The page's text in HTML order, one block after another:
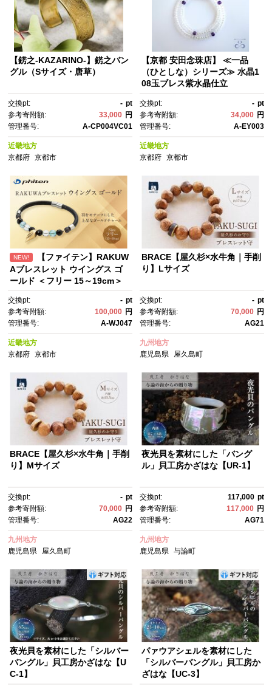
【錺之-KAZARINO-】錺之バン
グル（Sサイズ・唐草）
交換pt: - pt
参考寄附額:
33,000 円
管理番号:
A-CP004VC01
近畿地方
京都府
京都市
【京都 安田念珠店】 ≪一品
（ひとしな）シリーズ≫ 水晶1
08玉ブレス紫水晶仕立
交換pt: - pt
参考寄附額:
34,000 円
管理番号:
A-EY003
近畿地方
京都府 京都市
NEW!
【ファイテン】RAKUW
Aブレスレット ウイングス ゴ
ールド ＜フリー 15～19cm＞
ス［ 京都 phiten ボディケ
ア 人気 おすすめ 健康 選手愛
用 フィギュアスケート スポー
ツ 運動 アスリート 羽 カジュア
ル お出かけ 日常 天然石 水
り寄せ 通販 送料無料 ふるさと
納税 ］
交換pt: - pt
参考寄附額:
100,000 円
管理番号:
A-WJ047
近畿地方
京都府
京都市
BRACE【屋久杉×水牛角｜手削
り】Lサイズ
交換pt: - pt
参考寄附額:
70,000 円
管理番号:
AG21
九州地方
鹿児島県
屋久島町
BRACE【屋久杉×水牛角｜手削
り】Mサイズ
交換pt: - pt
参考寄附額:
70,000 円
管理番号:
AG22
九州地方
鹿児島県
屋久島町
夜光貝を素材にした「バング
ル」貝工房かざはな【UR-1】
交換pt: 117,000 pt
参考寄附額:
117,000 円
管理番号:
AG71
九州地方
鹿児島県 与論町
夜光貝を素材にした「シルバー
バングル」貝工房かざはな【U
C-1】
パァウアシェルを素材にした
「シルバーバングル」貝工房か
ざはな【UC-3】